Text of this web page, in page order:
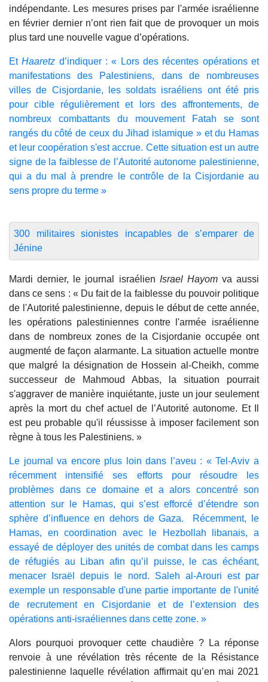
indépendante. Les mesures prises par l'armée israélienne
en février dernier n’ont rien fait que de provoquer un mois
plus tard une nouvelle vague d’opérations.
EtHaaretz d’indiquer : « Lors des récentes opérations et
manifestations des Palestiniens, dans de nombreuses
villes de Cisjordanie, les soldats israéliens ont été pris
pour cible régulièrement et lors des affrontements, de
nombreux combattants du mouvement Fatah se sont
rangés du côté de ceux du Jihad islamique » et du Hamas
et leur coopération s'est accrue. Cette situation est un autre
signe de la faiblesse de l’Autorité autonome palestinienne,
qui a du mal à prendre le contrôle de la Cisjordanie au
sens propre du terme »
300 militaires sionistes incapables de s’emparer de
Jénine
Mardi dernier, le journal israélien Israel Hayom va aussi
dans ce sens : « Du fait de la faiblesse du pouvoir politique
de l'Autorité palestinienne, depuis le début de cette année,
les opérations palestiniennes contre l'armée israélienne
dans de nombreux zones de la Cisjordanie occupée ont
augmenté de façon alarmante. La situation actuelle montre
que malgré la désignation de Hossein al-Cheikh, comme
successeur de Mahmoud Abbas, la situation pourrait
s'aggraver de manière inquiétante, juste un jour seulement
après la mort du chef actuel de l’Autorité autonome. Et Il
est peu probable qu'il réussisse à imposer facilement son
règne à tous les Palestiniens. »
Le journal va encore plus loin dans l’aveu : « Tel-Aviv a
récemment intensifié ses efforts pour résoudre les
problèmes dans ce domaine et a alors concentré son
attention sur le Hamas, qui s’est efforcé d’étendre son
sphère d’influence en dehors de Gaza. Récemment, le
Hamas, en coordination avec le Hezbollah libanais, a
essayé de déployer des unités de combat dans les camps
de réfugiés au Liban afin qu’il puisse, le cas échéant,
menacer Israël depuis le nord. Saleh al-Arouri est par
exemple un responsable d'une partie importante de l'unité
de recrutement en Cisjordanie et de l’extension des
opérations anti-israéliennes dans cette zone. »
Alors pourquoi provoquer cette chaudière ? La réponse
renvoie à une révélation très récente de la Résistance
palestinienne laquelle révélation affirmait qu’en mai 2021